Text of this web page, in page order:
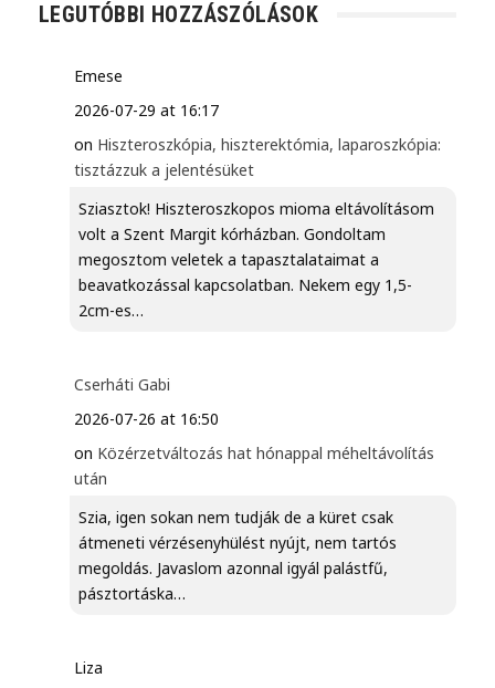
LEGUTÓBBI HOZZÁSZÓLÁSOK
Emese
2026-07-29 at 16:17
on Hiszteroszkópia, hiszterektómia, laparoszkópia:
tisztázzuk a jelentésüket
Sziasztok! Hiszteroszkopos mioma eltávolításom
volt a Szent Margit kórházban. Gondoltam
megosztom veletek a tapasztalataimat a
beavatkozással kapcsolatban. Nekem egy 1,5-
2cm-es…
Cserháti Gabi
2026-07-26 at 16:50
on Közérzetváltozás hat hónappal méheltávolítás
után
Szia, igen sokan nem tudják de a küret csak
átmeneti vérzésenyhülést nyújt, nem tartós
megoldás. Javaslom azonnal igyál palástfű,
pásztortáska…
Liza